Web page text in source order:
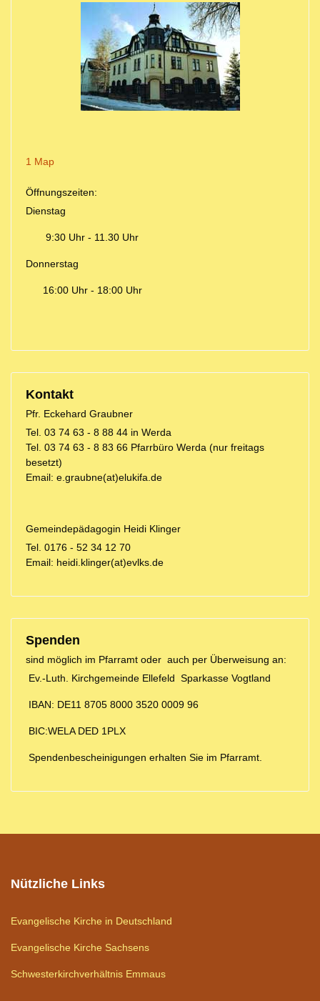
1 Map
Öffnungszeiten:
Dienstag
9:30 Uhr - 11.30 Uhr
Donnerstag
16:00 Uhr - 18:00 Uhr
Kontakt
Pfr. Eckehard Graubner
Tel. 03 74 63 - 8 88 44 in Werda
Tel. 03 74 63 - 8 83 66 Pfarrbüro Werda (nur freitags
besetzt)
Email: e.graubne(at)elukifa.de
Gemeindepädagogin Heidi Klinger
Tel. 0176 - 52 34 12 70
Email: heidi.klinger(at)evlks.de
Spenden
sind möglich im Pfarramt oder auch per Überweisung an:
Ev.-Luth. Kirchgemeinde Ellefeld Sparkasse Vogtland
IBAN: DE11 8705 8000 3520 0009 96
BIC:WELA DED 1PLX
Spendenbescheinigungen erhalten Sie im Pfarramt.
Nützliche Links
Evangelische Kirche in Deutschland
Evangelische Kirche Sachsens
Schwesterkirchverhältnis Emmaus